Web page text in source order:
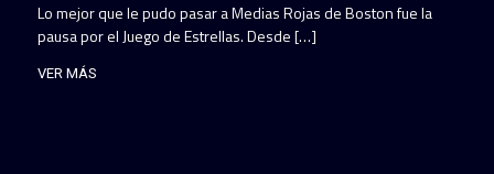
Lo mejor que le pudo pasar a Medias Rojas de Boston fue la
pausa por el Juego de Estrellas. Desde […]
VER MÁS